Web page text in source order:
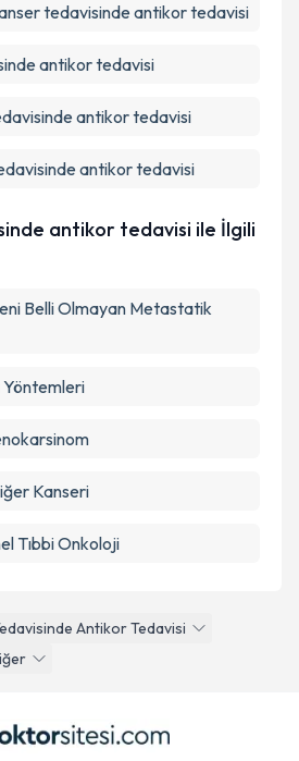
Antikor Tedavisi
tedavisinde antikor tedavisi
antikor tedavisi
antikor tedavisi
antikor tedavisi
antikor tedavisi ile İlgili
Belli Olmayan Metastatik
Yöntemleri
Kanseri
Tıbbi Onkoloji